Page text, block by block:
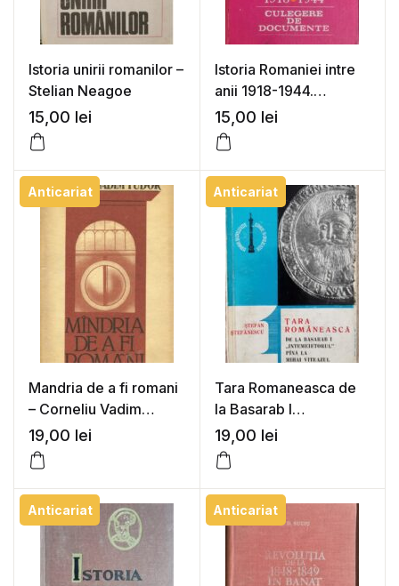
Istoria unirii romanilor –
Stelian Neagoe
15,00 lei
Istoria Romaniei intre
anii 1918-1944.
Culegere de
documente – Conf. dr.
Ioan Scurtu (coord.)
15,00 lei
Anticariat
Mandria de a fi romani
– Corneliu Vadim
Tudor
19,00 lei
Anticariat
Tara Romaneasca de
la Basarab I
”intemeietorul” pana la
Mihai Viteazul – Stefan
Stefanescu
19,00 lei
Anticariat Anticariat